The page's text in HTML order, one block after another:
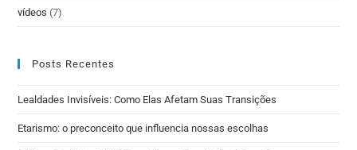
vídeos (7)
Posts Recentes
Lealdades Invisíveis: Como Elas Afetam Suas Transições
Etarismo: o preconceito que influencia nossas escolhas